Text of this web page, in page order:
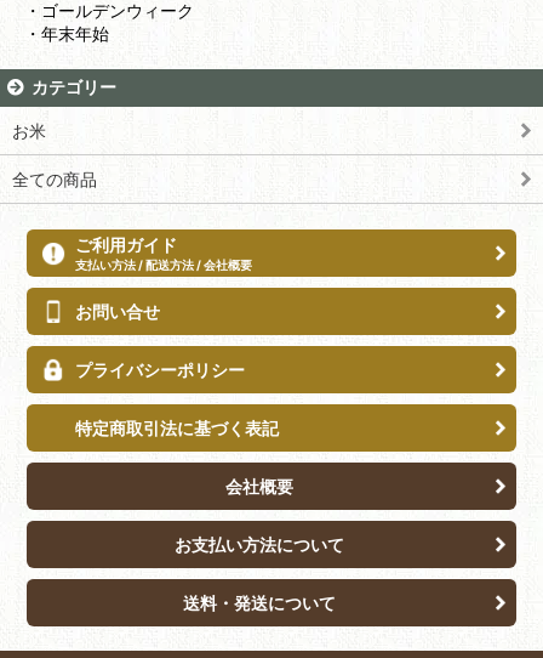
・ゴールデンウィーク
・年末年始
カテゴリー
お米
全ての商品
ご利用ガイド
支払い方法 / 配送方法 / 会社概要
お問い合せ
プライバシーポリシー
特定商取引法に基づく表記
会社概要
お支払い方法について
送料・発送について